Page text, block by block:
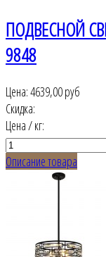
ПОДВЕСНОЙ
9848
Цена:4639,00 руб
Скидка:
Цена / кг:
Описание товара